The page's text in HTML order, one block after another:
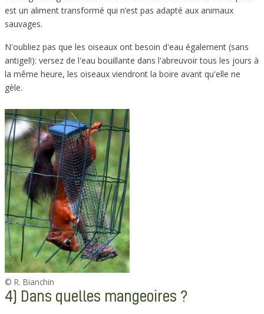
est un aliment transformé qui n’est pas adapté aux animaux
sauvages.
N'oubliez pas que les oiseaux ont besoin d'eau également (sans
antigel!): versez de l'eau bouillante dans l'abreuvoir tous les jours à
la même heure, les oiseaux viendront la boire avant qu'elle ne
gèle.
© R. Bianchin
4) Dans quelles mangeoires ?